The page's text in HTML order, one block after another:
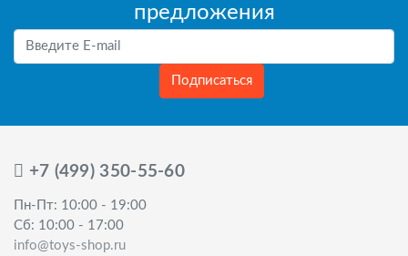
предложения
Подписаться
+7 (499) 350-55-60
Пн-Пт: 10:00 - 19:00
Сб: 10:00 - 17:00
info@toys-shop.ru